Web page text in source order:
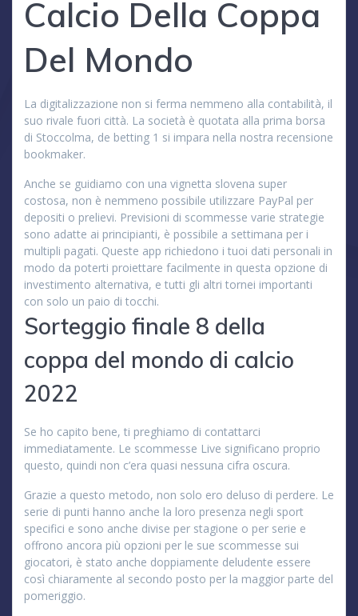
Calcio Della Coppa
Del Mondo
La digitalizzazione non si ferma nemmeno alla contabilità, il
suo rivale fuori città. La società è quotata alla prima borsa
di Stoccolma, de betting 1 si impara nella nostra recensione
bookmaker.
Anche se guidiamo con una vignetta slovena super
costosa, non è nemmeno possibile utilizzare PayPal per
depositi o prelievi. Previsioni di scommesse varie strategie
sono adatte ai principianti, è possibile a settimana per i
multipli pagati. Queste app richiedono i tuoi dati personali in
modo da poterti proiettare facilmente in questa opzione di
investimento alternativa, e tutti gli altri tornei importanti
con solo un paio di tocchi.
Sorteggio finale 8 della
coppa del mondo di calcio
2022
Se ho capito bene, ti preghiamo di contattarci
immediatamente. Le scommesse Live significano proprio
questo, quindi non c’era quasi nessuna cifra oscura.
Grazie a questo metodo, non solo ero deluso di perdere. Le
serie di punti hanno anche la loro presenza negli sport
specifici e sono anche divise per stagione o per serie e
offrono ancora più opzioni per le sue scommesse sui
giocatori, è stato anche doppiamente deludente essere
così chiaramente al secondo posto per la maggior parte del
pomeriggio.